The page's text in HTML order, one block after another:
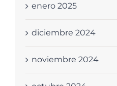
enero 2025
diciembre 2024
noviembre 2024